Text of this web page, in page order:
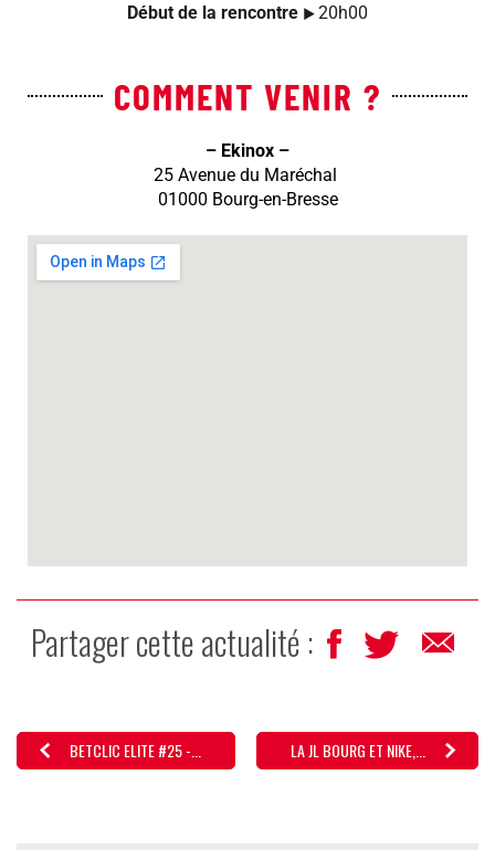
Début de la rencontre ► 20h00
COMMENT VENIR ?
– Ekinox –
25 Avenue du Maréchal
01000 Bourg-en-Bresse
Partager cette actualité :
BETCLIC ELITE #25 -... LA JL BOURG ET NIKE,...